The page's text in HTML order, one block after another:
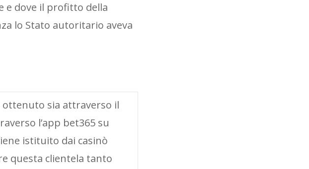
e dove il profitto della
lo Stato autoritario aveva
ottenuto sia attraverso il
l’app bet365 su
istituito dai casinò
questa clientela tanto